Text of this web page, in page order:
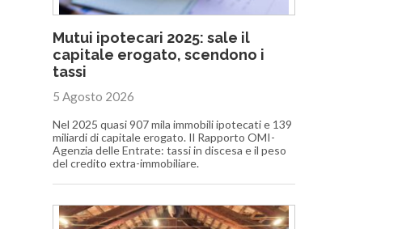
Mutui ipotecari 2025: sale il
capitale erogato, scendono i
tassi
5 Agosto 2026
Nel 2025 quasi 907 mila immobili ipotecati e 139
miliardi di capitale erogato. Il Rapporto OMI-
Agenzia delle Entrate: tassi in discesa e il peso
del credito extra-immobiliare.